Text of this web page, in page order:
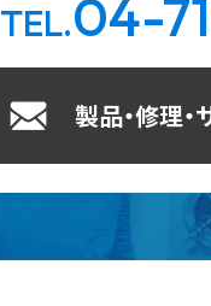
TEL.04-
製品・修理・